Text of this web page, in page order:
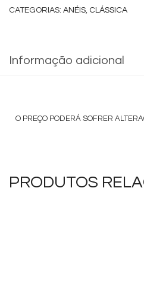
CATEGORIAS: ANÉIS, CLÁSSICA
Informação adicional
O PREÇO PODERÁ SOFRER
PRODUTOS